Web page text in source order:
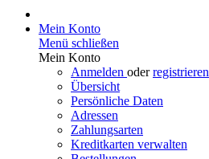
Mein Konto
Menü schließen
Mein Konto
Anmelden oderregistrieren
Übersicht
Persönliche Daten
Adressen
Zahlungsarten
Kreditkarten verwalten